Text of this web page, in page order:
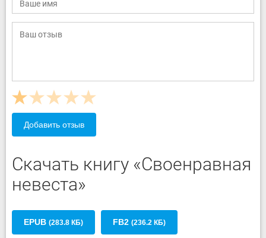
Добавить отзыв
Скачать книгу «Своенравная
невеста»
EPUB (283.8 КБ) FB2 (236.2 КБ)